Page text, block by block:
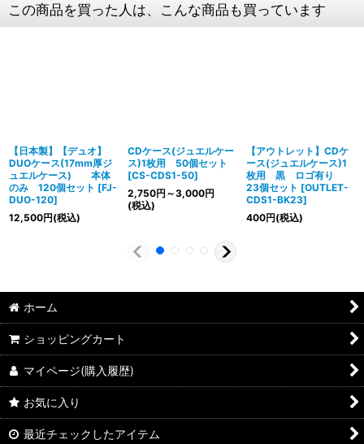
この商品を買った人は、こんな商品も買っています
【日本製】【デュオ】
DUOケース(17mm厚ジ
ュエルケース) 本体
のみ 120個セット [FJ-
DUO-120]
12,500円(税込)
CDケース(ジュエルケー
ス)1枚用 50個セット
[CS-CDS1-50]
2,750円 ～3,000円
(税込)
【アウトレット】CDケ
ース(ジュエルケース)1
枚用 黒 ロゴ有り
23個セット [OUTLET-
CDS1-BK23]
400円(税込)
ホーム
ショッピングカート
マイページ(購入履歴)
お気に入り
最近チェックしたアイテム